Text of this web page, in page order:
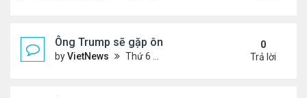
Ông Trump sẽ gặp ông Putin tại Alaska vào tuần
byVietNews Thứ 6 Tháng 8 08, 2025 5:03 pm
0
Trả lời